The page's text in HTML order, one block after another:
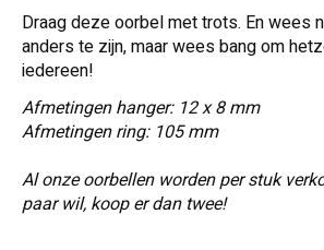
Draag deze oorbel met trots. En wees
anders te zijn, maar wees bang om
iedereen!
Afmetingen hanger: 12 x 8 mm
Afmetingen ring: 105 mm
Al onze oorbellen worden per stuk
paar wil, koop er dan twee!